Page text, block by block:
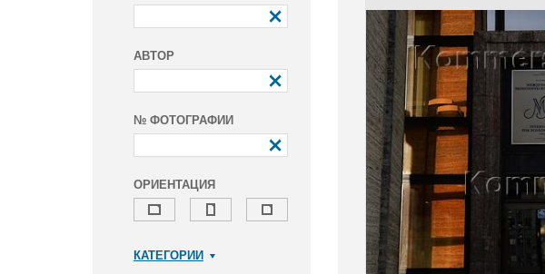
АВТОР
№ ФОТОГРАФИИ
ОРИЕНТАЦИЯ
КАТЕГОРИИ